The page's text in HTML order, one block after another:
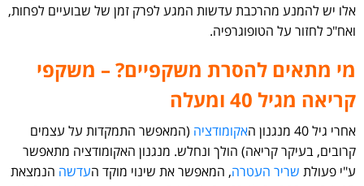
אלו יש להמנע מהרכבת עדשות המגע לפרק זמן של שבועיים לפחות,
ואח"כ לחזור על הטופוגרפיה.
מי מתאים להסרת משקפיים? – משקפי
קריאה מגיל 40 ומעלה
אחרי גיל 40 מנגנון ה אקומודציה (המאפשר התמקדות על עצמים
קרובים, בעיקר קריאה) הולך ונחלש. מנגנון האקומודציה מתאפשר
ע"י פעולת שריר העטרה, המאפשר את שינוי מוקד העדשה הנמצאת